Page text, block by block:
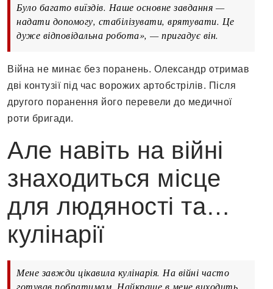
Було багато виїздів. Наше основне завдання —
надати допомогу, стабілізувати, врятувати. Це
дуже відповідальна робота», — пригадує він.
Війна не минає без поранень. Олександр отримав
дві контузії під час ворожих артобстрілів. Після
другого поранення його перевели до медичної
роти бригади.
Але навіть на війні
знаходиться місце
для людяності та…
кулінарії
Мене завжди цікавила кулінарія. На війні часто